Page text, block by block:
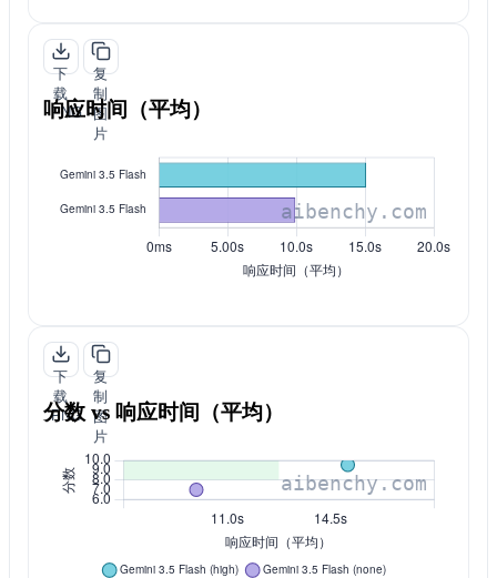
下
载
PNG
复
制
图
片
响应时间（平均）
下
载
PNG
复
制
图
片
分数 vs 响应时间（平均）